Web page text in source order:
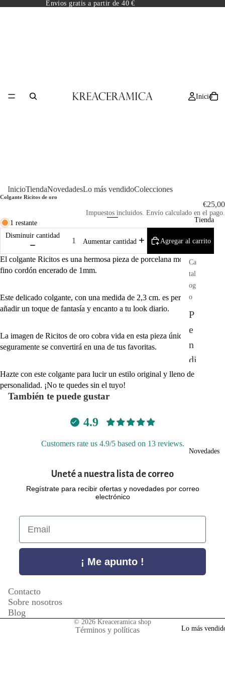
Envios gratis a partir de 40 €
Inicio
Tienda
Ca
tal
og
o
P
e
n
di
e
g
P
se
ll
Novedades
Lo más
InicioTiendaNovedadesLo más vendidoColecciones
Colgante Ricitos de oro
€25,00
Impuestos incluidos. Envío calculado en el pago.
1 restante
Disminuir cantidad
Aumentar cantidad
Agregar al carrito
El colgante Ricitos es una hermosa pieza de porcelana montada en un
fino cordón encerado de 1mm.
Este delicado colgante, con una medida de 2,3 cm. es perfecto para
añadir un toque de fantasía y encanto a tu look diario.
La imagen de Ricitos de oro cobra vida en esta pieza única, que
seguramente se convertirá en una de tus favoritas.
Hazte con este colgante para lucir un estilo original y lleno de
personalidad. ¡No te quedes sin el tuyo!
También te puede gustar
4.9
Customers rate us 4.9/5 based on 13 reviews.
Uneté a nuestra lista de correo
Regístrate para recibir ofertas y novedades por correo
electrónico
Email
¡ Me apunto !
Contacto
Sobre nosotros
Blog
© 2026 Kreaceramica shop
Términos y políticas
Política de privacidad
Política de reembolso
Aviso legal